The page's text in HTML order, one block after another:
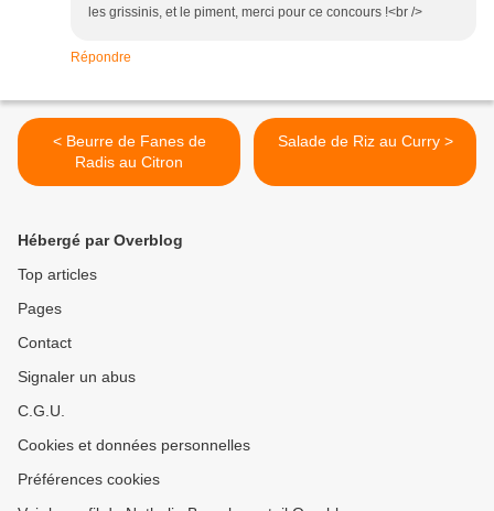
les grissinis, et le piment, merci pour ce concours !<br />
Répondre
< Beurre de Fanes de
Radis au Citron
Salade de Riz au Curry >
Hébergé par Overblog
Top articles
Pages
Contact
Signaler un abus
C.G.U.
Cookies et données personnelles
Préférences cookies